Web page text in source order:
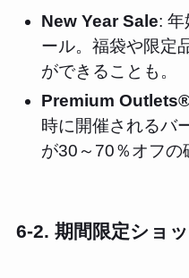
New Year Sale:
ール。福袋や限定
ができることも。
Premium
時に開催されるバ
が30～70％オフの
6-2. 期間限定ショ